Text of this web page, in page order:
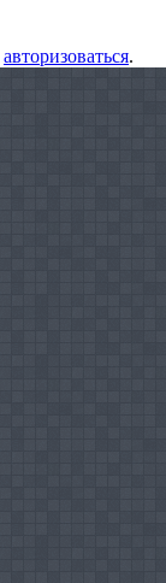
авторизоваться.